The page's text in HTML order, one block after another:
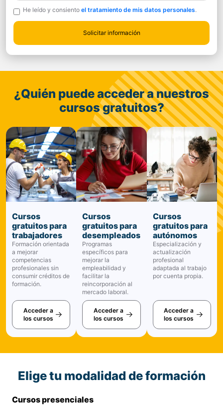
He leído y consiento el tratamiento de mis datos personales.
¿Quién puede acceder a nuestros
cursos gratuitos?
Cursos
gratuitos para
trabajadores
Formación orientada
a mejorar
competencias
profesionales sin
consumir créditos de
formación.
Acceder a
los cursos
Cursos
gratuitos para
desempleados
Programas
específicos para
mejorar la
empleabilidad y
facilitar la
reincorporación al
mercado laboral.
Acceder a
los cursos
Cursos
gratuitos para
autónomos
Especialización y
actualización
profesional
adaptada al trabajo
por cuenta propia.
Acceder a
los cursos
Elige tu modalidad de formación
Cursos presenciales